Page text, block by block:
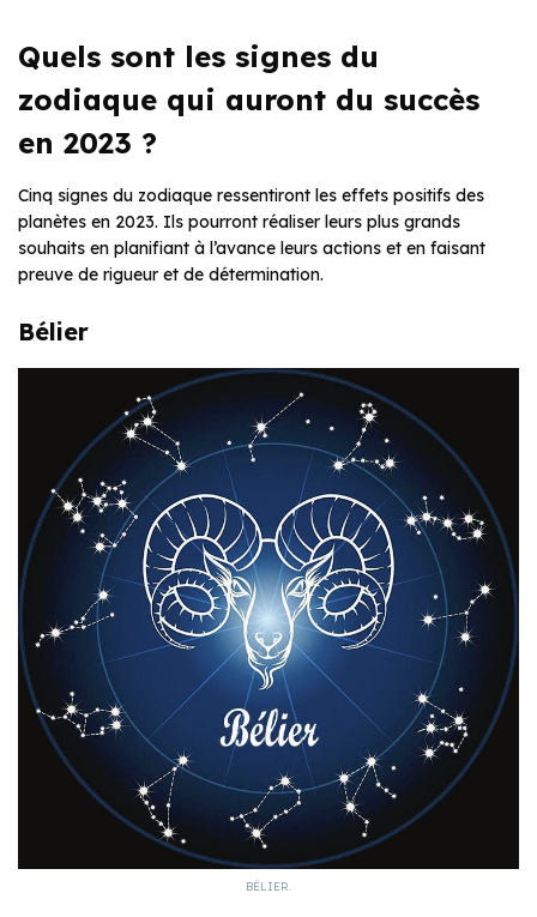
Quels sont les signes du
zodiaque qui auront du succès
en 2023 ?
Cinq signes du zodiaque ressentiront les effets positifs des
planètes en 2023. Ils pourront réaliser leurs plus grands
souhaits en planifiant à l’avance leurs actions et en faisant
preuve de rigueur et de détermination.
Bélier
BÉLIER.